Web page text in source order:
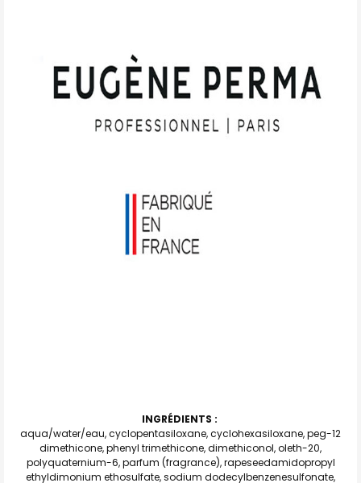
INGRÉDIENTS :
aqua/water/eau, cyclopentasiloxane, cyclohexasiloxane, peg-12
dimethicone, phenyl trimethicone, dimethiconol, oleth-20,
polyquaternium-6, parfum (fragrance), rapeseedamidopropyl
ethyldimonium ethosulfate, sodium dodecylbenzenesulfonate,